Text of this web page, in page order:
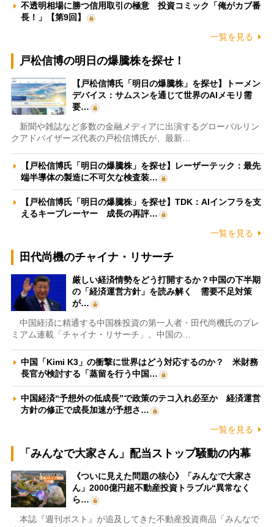
不透明相場に勝つ信用取引の極意 投資コミック「俺がカブ番
長！」【第9回】
一覧を見る
戸松信博の明日の爆騰株を探せ！
【戸松信博氏「明日の爆騰株」を探せ】トーメン
デバイス：サムスンを通じて世界のAIメモリ需
要…
新聞や雑誌など多数の金融メディアに出演するグローバルリン
クアドバイザーズ代表の戸松信博氏が、最新…
【戸松信博氏「明日の爆騰株」を探せ】レーザーテック：最先
端半導体の製造に不可欠な検査装…
【戸松信博氏「明日の爆騰株」を探せ】TDK：AIインフラを支
えるキープレーヤー 成長の再評…
一覧を見る
田代尚機のチャイナ・リサーチ
厳しい経済情勢をどう打開するか？中国の下半期
の「経済運営方針」を読み解く 需要不足対策
が…
中国経済に精通する中国株投資の第一人者・田代尚機氏のプレ
ミアム連載「チャイナ・リサーチ」。中国の…
中国「Kimi K3」の衝撃に世界はどう対応するのか？ 米財務
長官が検討する「蒸留を行う中国…
中国経済“予想外の低成長”で政策のテコ入れ必至か 経済運営
方針の修正で成長加速が予想さ…
一覧を見る
「みんなで大家さん」配当ストップ騒動の内幕
《ついに見えた問題の核心》「みんなで大家さ
ん」2000億円超不動産投資トラブル“異常なく
ら…
本誌『週刊ポスト』が追及してきた不動産投資商品「みんなで